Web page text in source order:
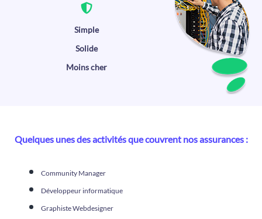
Simple
Solide
Moins cher
Quelques unes des activités que couvrent nos assurances :
Community Manager
Développeur informatique
Graphiste Webdesigner